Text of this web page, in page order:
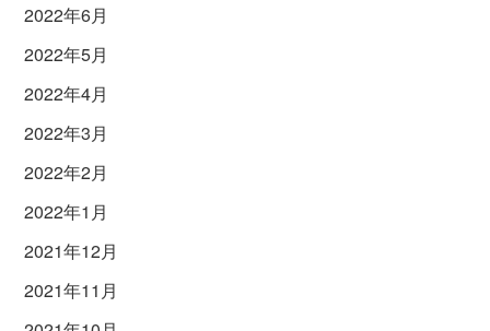
2022年6月
2022年5月
2022年4月
2022年3月
2022年2月
2022年1月
2021年12月
2021年11月